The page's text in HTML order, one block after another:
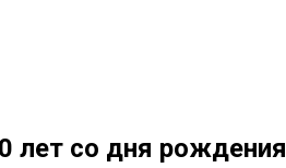
лет со дня рождения